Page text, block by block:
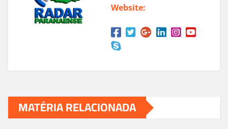
Website:
MATÉRIA RELACIONADA